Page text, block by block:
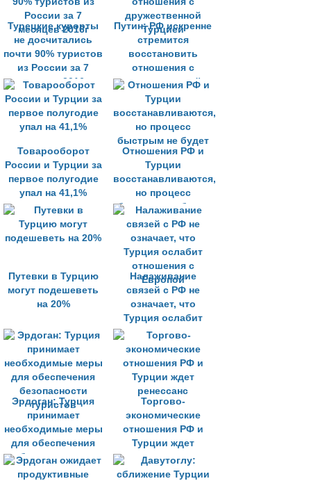
Турецкие курорты
не досчитались
почти 90% туристов
из России за 7
месяцев 2016г
Путин: РФ искренне
стремится
восстановить
отношения с
дружественной
Турцией
Товарооборот
России и Турции за
первое полугодие
упал на 41,1%
Отношения РФ и
Турции
восстанавливаются,
но процесс
быстрым не будет
Путевки в Турцию
могут подешеветь
на 20%
Налаживание
связей с РФ не
означает, что
Турция ослабит
отношения с
Европой
Эрдоган: Турция
принимает
необходимые меры
для обеспечения
безопасности
туристов
Торгово-
экономические
отношения РФ и
Турции ждет
ренессанс